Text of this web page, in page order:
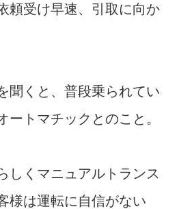
頼受け早速、引取に向か
聞くと、普段乗られてい
ートマチックとのこと。
しくマニュアルトランス
様は運転に自信がない